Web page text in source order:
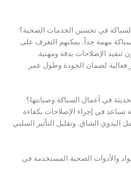
في تحسين الخدمات الصحية؟
مهمة جداً. يمكنهم التعرف على
الإصلاحات بدقة ومهنية.
فعالية لضمان الجودة وطول عمر
في أعمال السباكة وصيانتها؟
تساعد في إجراء الإصلاحات بكفاءة
اليدوي الشاق. وتقليل التأثير السلبي
والأدوات الصحية المستخدمة في